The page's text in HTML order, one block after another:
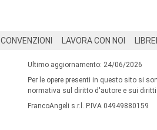
CONVENZIONI LAVORA CON NOI
Ultimo aggiornamento: 24/06/2026
Per le opere presenti in questo sito si
normativa sul diritto d'autore e sui
FrancoAngeli s.r.l. P.IVA 04949880159